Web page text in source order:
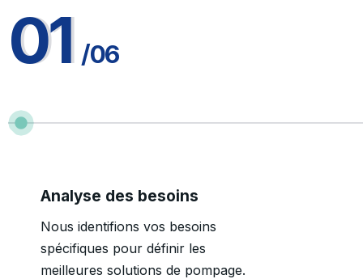
01 /06
Analyse des besoins
Nous identifions vos besoins
spécifiques pour définir les
meilleures solutions de pompage.